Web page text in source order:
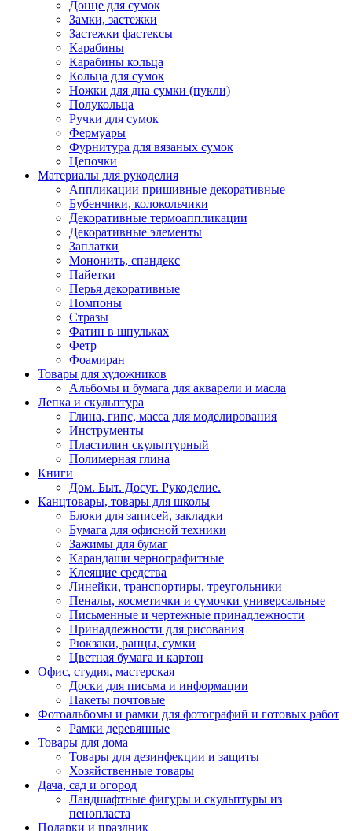
Донце для сумок
Замки, застежки
Застежки фастексы
Карабины
Карабины кольца
Кольца для сумок
Ножки для дна сумки (пукли)
Полукольца
Ручки для сумок
Фермуары
Фурнитура для вязаных сумок
Цепочки
Материалы для рукоделия
Аппликации пришивные декоративные
Бубенчики, колокольчики
Декоративные термоаппликации
Декоративные элементы
Заплатки
Мононить, спандекс
Пайетки
Перья декоративные
Помпоны
Стразы
Фатин в шпульках
Фетр
Фоамиран
Товары для художников
Альбомы и бумага для акварели и масла
Лепка и скульптура
Глина, гипс, масса для моделирования
Инструменты
Пластилин скульптурный
Полимерная глина
Книги
Дом. Быт. Досуг. Рукоделие.
Канцтовары, товары для школы
Блоки для записей, закладки
Бумага для офисной техники
Зажимы для бумаг
Карандаши чернографитные
Клеящие средства
Линейки, транспортиры, треугольники
Пеналы, косметички и сумочки универсальные
Письменные и чертежные принадлежности
Принадлежности для рисования
Рюкзаки, ранцы, сумки
Цветная бумага и картон
Офис, студия, мастерская
Доски для письма и информации
Пакеты почтовые
Фотоальбомы и рамки для фотографий и готовых работ
Рамки деревянные
Товары для дома
Товары для дезинфекции и защиты
Хозяйственные товары
Дача, сад и огород
Ландшафтные фигуры и скульптуры из
пенопласта
Подарки и праздник